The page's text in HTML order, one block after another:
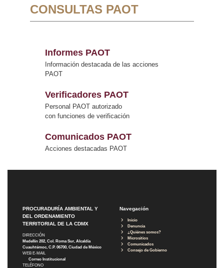
CONSULTAS PAOT
Informes PAOT
Información destacada de las acciones
PAOT
Verificadores PAOT
Personal PAOT autorizado
con funciones de verificación
Comunicados PAOT
Acciones destacadas PAOT
PROCURADURÍA AMBIENTAL Y
DEL ORDENAMIENTO
TERRITORIAL DE LA CDMX
DIRECCIÓN
Medellín 202, Col. Roma Sur, Alcaldía
Cuauhtémoc, C.P. 06700, Ciudad de México
WEB E-MAIL
Correo Institucional
TELÉFONO
Navegación
Inicio
Denuncia
¿Quiénes somos?
Micrositios
Comunicados
Consejo de Gobierno